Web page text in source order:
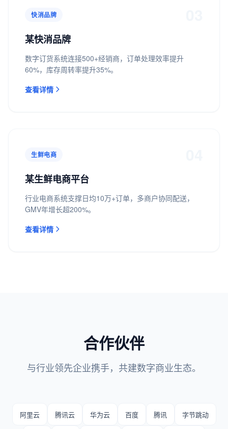
快消品牌
某快消品牌
数字订货系统连接500+经销商，订单处理效率提升
60%，库存周转率提升35%。
查看详情
生鲜电商
某生鲜电商平台
行业电商系统支撑日均10万+订单，多商户协同配送，
GMV年增长超200%。
查看详情
合作伙伴
与行业领先企业携手，共建数字商业生态。
阿里云 腾讯云 华为云 百度 腾讯 字节跳动